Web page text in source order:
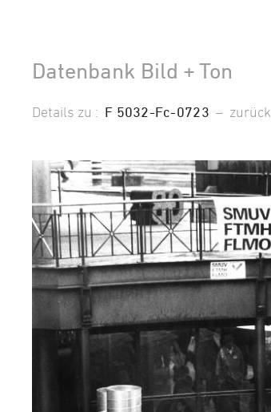
Datenbank Bild + Ton
Details zu : F 5032-Fc-0723 – zurück